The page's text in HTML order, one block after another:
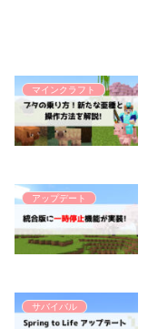
マインクラフト
アップデート
サバイバル